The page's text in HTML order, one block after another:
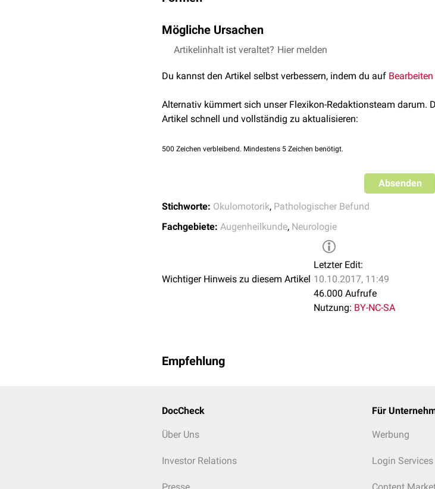
ipsiversive(zum Herd gerichtete) und eine
unterscheiden. Ipsiversive Blickdeviationen findet man bei
Mögliche Ursachen
Schlaganfall
Artikelinhalt ist veraltet? Hier melden
Du kannst den Artikel selbst verbessern, indem du auf Bearbeiten
Alternativ kümmert sich unser Flexikon-Redaktionsteam darum.
Artikel schnell und vollständig zu aktualisieren:
500 Zeichen verbleibend. Mindestens 5 Zeichen benötigt.
Absenden
Stichworte: Okulomotorik, Pathologischer Befund
Fachgebiete: Augenheilkunde, Neurologie
Wichtiger Hinweis zu diesem Artikel
Letzter Edit:
10.10.2017, 11:49
46.000 Aufrufe
Nutzung: BY-NC-SA
Empfehlung
DocCheck
Über Uns
Investor Relations
Für
Werbung
Login Services